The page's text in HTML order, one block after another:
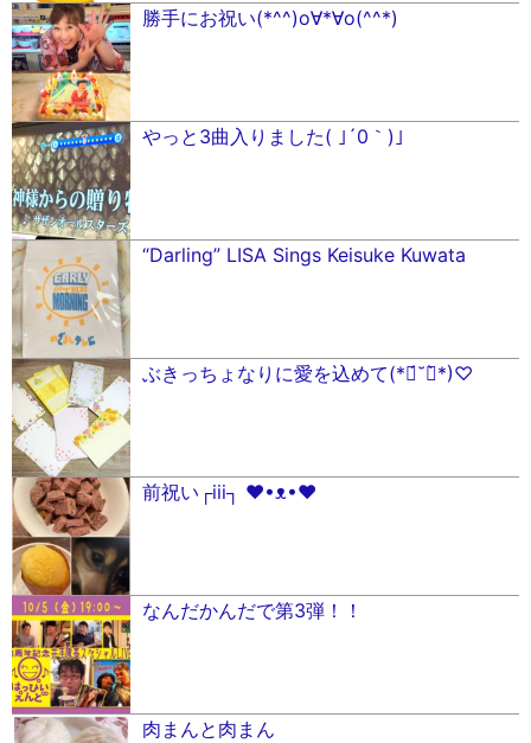
勝手にお祝い(*^^)o∀*∀o(^^*)
やっと3曲入りました( ｣´0｀)｣
“Darling” LISA Sings Keisuke Kuwata
ぶきっちょなりに愛を込めて(*ฅ́˘ฅ̀*)♡
前祝い┌iii┐ ♥•ᴥ•♥
なんだかんだで第3弾！！
肉まんと肉まん